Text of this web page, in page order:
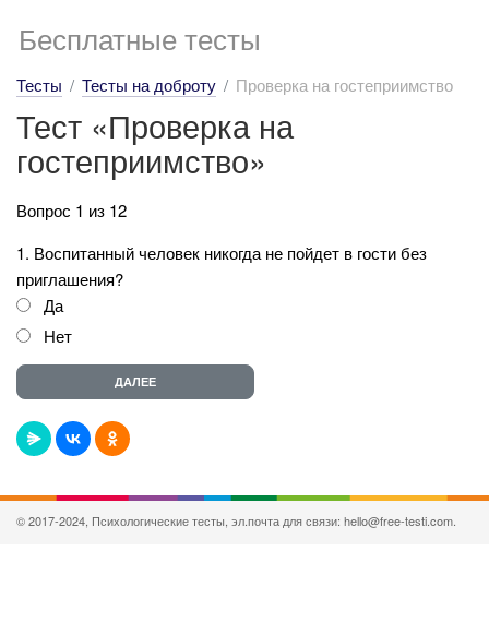
Бесплатные тесты
Тесты Тесты на доброту Проверка на гостеприимство
Тест «Проверка на
гостеприимство»
Вопрос 1 из 12
1. Воспитанный человек никогда не пойдет в гости без
приглашения?
Да
Нет
© 2017-2024, Психологические тесты, эл.почта для связи: hello@free-testi.com.